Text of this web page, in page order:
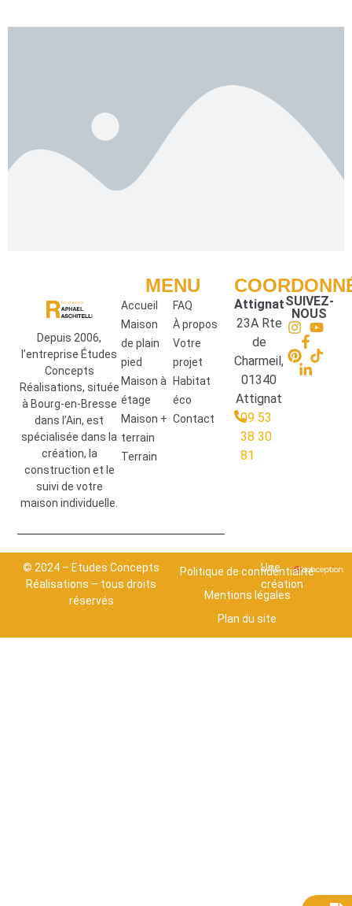
Depuis 2006,
l’entreprise Études
Concepts
Réalisations, située
à Bourg-en-Bresse
dans l’Ain, est
spécialisée dans la
création, la
construction et le
suivi de votre
maison individuelle.
MENU
Accueil
Maison
de plain
pied
Maison à
étage
Maison +
terrain
Terrain
FAQ
À propos
Votre
projet
Habitat
éco
Contact
Attignat
23A Rte
de
Charmeil,
01340
Attignat
09 53
38 30
81
SUIVEZ-
NOUS
© 2024 – Etudes Concepts
Réalisations – tous droits
réservés
Politique de confidentialité
Mentions légales
Plan du site
Une
création